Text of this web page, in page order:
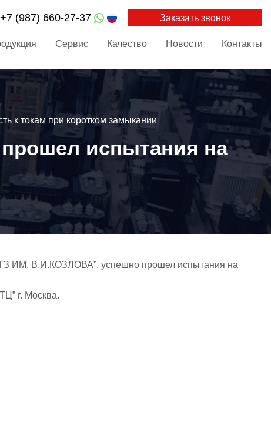
+7 (987) 660-27-37 Заказать звонок
Сервис Качество Новости Контакты
к токам при коротком замыкании
испытания на
ИМ. В.И.КОЗЛОВА”, успешно прошел испытания на
г. Москва.